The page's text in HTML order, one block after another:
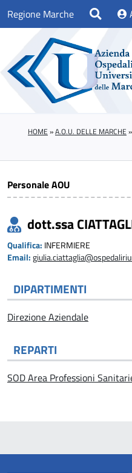
Regione Marche
HOME »A.O.U. DELLE MARCHE »
Personale AOU
dott.ssa
Qualifica: INFERMIERE
Email:
DIPARTIMENTI
Direzione Aziendale
REPARTI
SOD Area Professioni